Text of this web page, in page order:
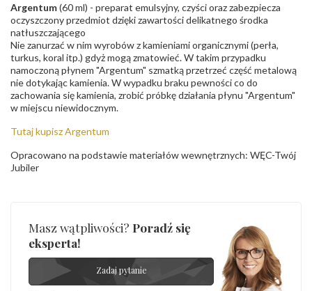
Argentum(60 ml) - preparat emulsyjny, czyści oraz zabezpiecza
oczyszczony przedmiot dzięki zawartości delikatnego środka
natłuszczającego
Nie zanurzać w nim wyrobów z kamieniami organicznymi (perła,
turkus, koral itp.) gdyż mogą zmatowieć. W takim przypadku
namoczoną płynem "Argentum" szmatką przetrzeć część metalową
nie dotykając kamienia. W wypadku braku pewności co do
zachowania się kamienia, zrobić próbkę działania płynu "Argentum"
w miejscu niewidocznym.
Tutaj kupisz Argentum
Opracowano na podstawie materiałów wewnętrznych: WĘC-Twój
Jubiler
Masz wątpliwości? Poradź się
eksperta!
Zadaj pytanie